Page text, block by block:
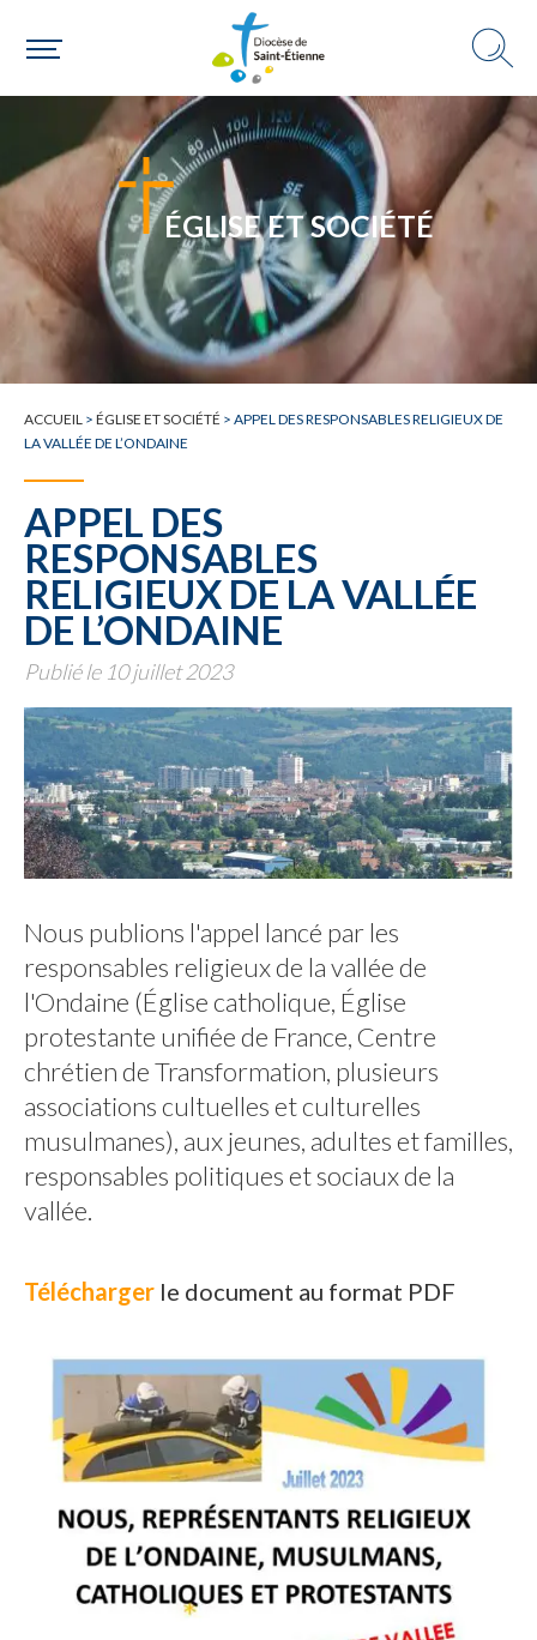
ÉGLISE ET SOCIÉTÉ
ACCUEIL > ÉGLISE ET SOCIÉTÉ > APPEL DES RESPONSABLES RELIGIEUX DE
LA VALLÉE DE L’ONDAINE
APPEL DES
RESPONSABLES
RELIGIEUX DE LA VALLÉE
DE L’ONDAINE
Publié le 10 juillet 2023
Nous publions l'appel lancé par les
responsables religieux de la vallée de
l'Ondaine (Église catholique, Église
protestante unifiée de France, Centre
chrétien de Transformation, plusieurs
associations cultuelles et culturelles
musulmanes), aux jeunes, adultes et familles,
responsables politiques et sociaux de la
vallée.
Télécharger le document au format PDF